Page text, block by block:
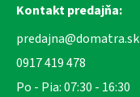
Kontakt predajňa:
predajna@domatra.sk
0917 419 478
Po - Pia: 07:30 - 16:30